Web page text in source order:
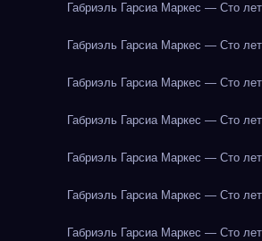
Габриэль Гарсиа Маркес — Сто
Габриэль Гарсиа Маркес — Сто
Габриэль Гарсиа Маркес — Сто
Габриэль Гарсиа Маркес — Сто
Габриэль Гарсиа Маркес — Сто
Габриэль Гарсиа Маркес — Сто
Габриэль Гарсиа Маркес — Сто